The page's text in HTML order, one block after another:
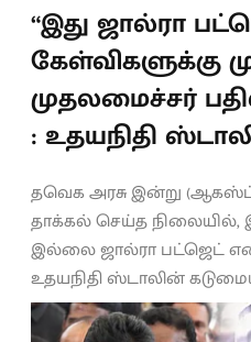
“இது ஜால்ரா
கேள்விகளுக்கு
முதலமைச்சர்
: உதயநிதி
தவெக அரசு இன்று
தாக்கல் செய்த
இல்லை ஜால்ரா பட்ஜெட்
உதயநிதி ஸ்டாலின்